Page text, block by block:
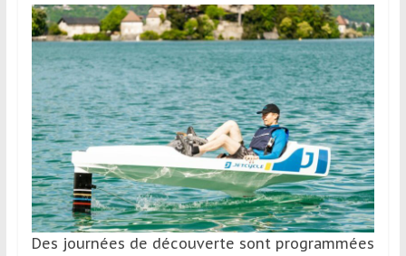
Des journées de découverte sont programmées